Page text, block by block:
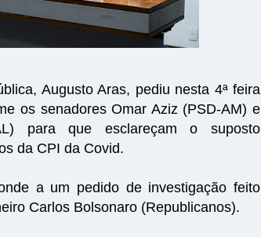
Augusto Aras, pediu nesta 4ª feira
os senadores Omar Aziz (PSD-AM) e
para que esclareçam o suposto
da CPI da Covid.
a um pedido de investigação feito
Carlos Bolsonaro (Republicanos).